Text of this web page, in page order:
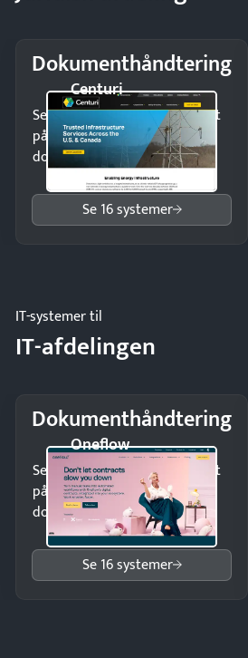
Dokumenthåndtering
Centuri
Send kontrakter til underskrift
på minutter og mist ingen
dokumenter.
Se 16 systemer
IT-systemer til
IT-afdelingen
Dokumenthåndtering
Oneflow
Send kontrakter til underskrift
på minutter og mist ingen
dokumenter.
Se 16 systemer